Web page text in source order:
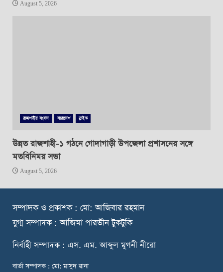
August 5, 2026
রাজশাহীর সংবাদ সারাদেশ স্লাইড
উন্নত রাজশাহী-১ গঠনে গোদাগাড়ী উপজেলা প্রশাসনের সঙ্গে
মতবিনিময় সভা
August 5, 2026
সম্পাদক ও প্রকাশক : মো: আজিবার রহমান
যুগ্ম সম্পাদক : আজিমা পারভীন টুকটুকি
নির্বাহী সম্পাদক : এস. এম. আব্দুল মুগনী নীরো
বার্তা সম্পাদক : মো: মাসুদ রানা